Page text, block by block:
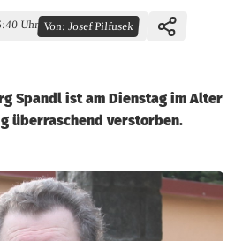
Uhr Von:Josef Pilfusek
Spandl ist am Dienstag im Alter
überraschend verstorben.